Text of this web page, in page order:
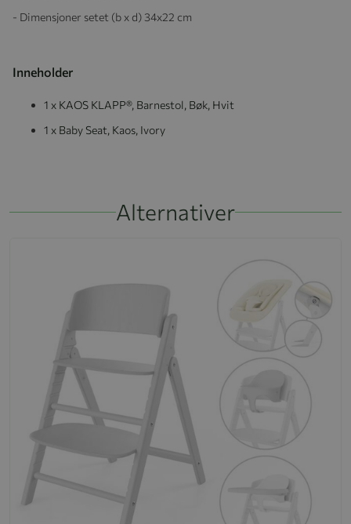
- Dimensjoner setet (b x d) 34x22 cm
Inneholder
1 x KAOS KLAPP®, Barnestol, Bøk, Hvit
1 x Baby Seat, Kaos, Ivory
Alternativer